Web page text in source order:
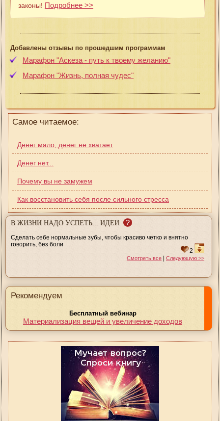
законы! Подробнее >>
Добавлены отзывы по прошедшим программам
Марафон "Аскеза - путь к твоему желанию"
Марафон "Жизнь, полная чудес"
Самое читаемое:
Денег мало, денег не хватает
Денег нет...
Почему вы не замужем
Как восстановить себя после сильного стресса
В ЖИЗНИ НАДО УСПЕТЬ... ИДЕИ ?
Сделать себе нормальные зубы, чтобы красиво четко и внятно
говорить, без боли
2
Смотреть все | Следующую >>
Рекомендуем
Бесплатный вебинар
Материализация вещей и увеличение доходов